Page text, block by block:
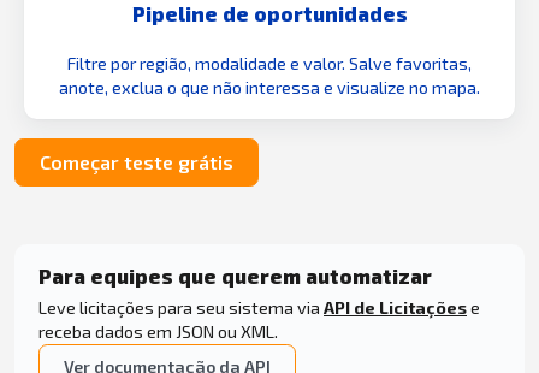
Pipeline de oportunidades
Filtre por região, modalidade e valor. Salve favoritas,
anote, exclua o que não interessa e visualize no mapa.
Começar teste grátis
Para equipes que querem automatizar
Leve licitações para seu sistema via API de Licitaçõese
receba dados em JSON ou XML.
Ver documentação da API